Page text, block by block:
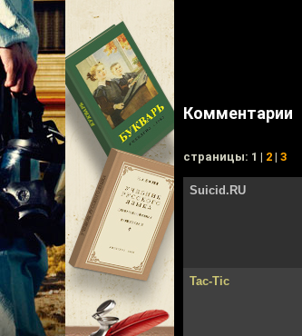
Комментарии
cтраницы: 1 | 2 | 3
Suicid.RU
Tac-Tic